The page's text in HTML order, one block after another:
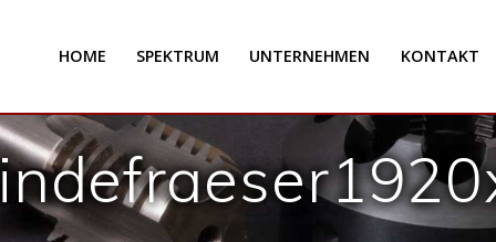
HOME SPEKTRUM UNTERNEHMEN KONTAKT